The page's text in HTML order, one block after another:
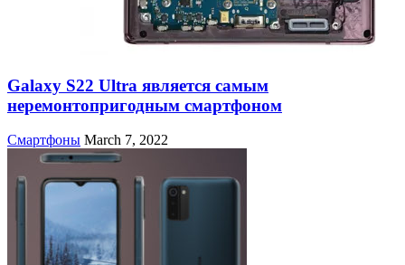
Galaxy S22 Ultra является самым
неремонтопригодным смартфоном
Смартфоны March 7, 2022